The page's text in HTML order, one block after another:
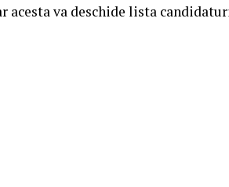
acesta va deschide lista